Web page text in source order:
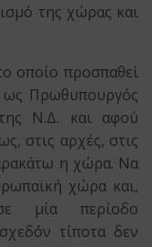
της χώρας και
οποίο προσπαθεί
ως Πρωθυπουργός
Ν.Δ. και αφού
στις αρχές, στις
η χώρα. Να
χώρα και,
μία περίοδο
τίποτα δεν